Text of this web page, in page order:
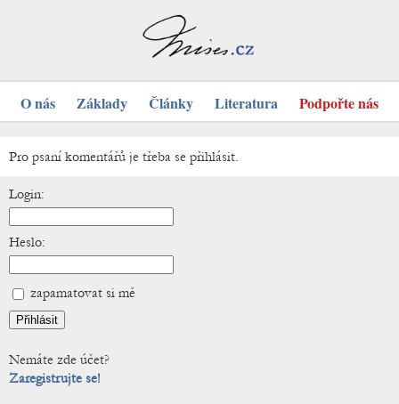
O nás Základy Články Literatura Podpořte nás
Pro psaní komentářů je třeba se přihlásit.
Login:
Heslo:
zapamatovat si mě
Nemáte zde účet?
Zaregistrujte se!